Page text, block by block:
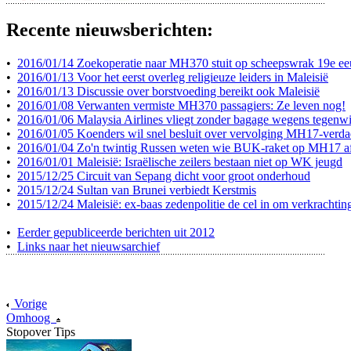
Recente nieuwsberichten:
• 2016/01/14 Zoekoperatie naar MH370 stuit op scheepswrak 19e
• 2016/01/13 Voor het eerst overleg religieuze leiders in Maleisië
• 2016/01/13 Discussie over borstvoeding bereikt ook Maleisië
• 2016/01/08 Verwanten vermiste MH370 passagiers: Ze leven nog!
• 2016/01/06 Malaysia Airlines vliegt zonder bagage wegens
• 2016/01/05 Koenders wil snel besluit over vervolging MH17-
• 2016/01/04 Zo'n twintig Russen weten wie BUK-raket op MH17
• 2016/01/01 Maleisië: Israëlische zeilers bestaan niet op WK jeugd
• 2015/12/25 Circuit van Sepang dicht voor groot onderhoud
• 2015/12/24 Sultan van Brunei verbiedt Kerstmis
• 2015/12/24 Maleisië: ex-baas zedenpolitie de cel in om
• Eerder gepubliceerde berichten uit 2012
• Links naar het nieuwsarchief
Vorige
Omhoog
Stopover Tips